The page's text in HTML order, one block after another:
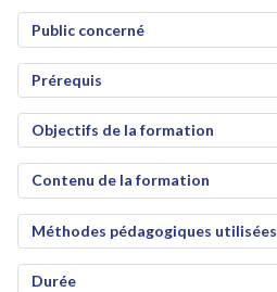
Public concerné
Prérequis
Objectifs de la formation
Contenu de la formation
Méthodes pédagogiques utilisées
Durée